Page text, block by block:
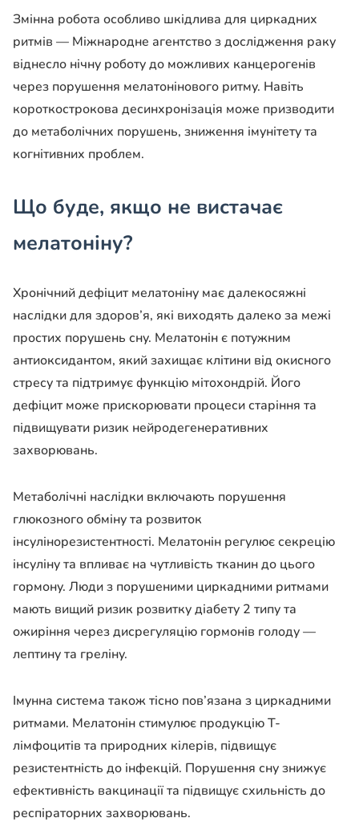
Змінна робота особливо шкідлива для циркадних
ритмів — Міжнародне агентство з дослідження раку
віднесло нічну роботу до можливих канцерогенів
через порушення мелатонінового ритму. Навіть
короткострокова десинхронізація може призводити
до метаболічних порушень, зниження імунітету та
когнітивних проблем.
Що буде, якщо не вистачає
мелатоніну?
Хронічний дефіцит мелатоніну має далекосяжні
наслідки для здоров’я, які виходять далеко за межі
простих порушень сну. Мелатонін є потужним
антиоксидантом, який захищає клітини від окисного
стресу та підтримує функцію мітохондрій. Його
дефіцит може прискорювати процеси старіння та
підвищувати ризик нейродегенеративних
захворювань.
Метаболічні наслідки включають порушення
глюкозного обміну та розвиток
інсулінорезистентності. Мелатонін регулює секрецію
інсуліну та впливає на чутливість тканин до цього
гормону. Люди з порушеними циркадними ритмами
мають вищий ризик розвитку діабету 2 типу та
ожиріння через дисрегуляцію гормонів голоду —
лептину та греліну.
Імунна система також тісно пов’язана з циркадними
ритмами. Мелатонін стимулює продукцію Т-
лімфоцитів та природних кілерів, підвищує
резистентність до інфекцій. Порушення сну знижує
ефективність вакцинації та підвищує схильність до
респіраторних захворювань.